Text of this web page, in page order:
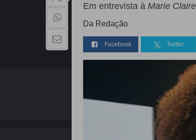
Em entrevista à Marie Claire
Da Redação
Facebook Twitter
QUEM
Copyright - 2026 | Todos os direitos